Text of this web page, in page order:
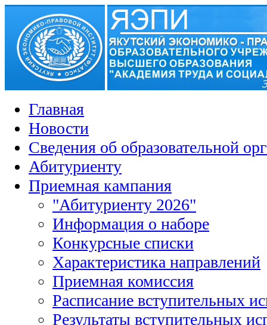
Главная
Новости
Сведения об образовательной
Абитуриенту
Приемная кампания
"Абитуриенту 2026"
Информация о наборе
Конкурсные списки
Характеристика направлений
Приемная комиссия
Расписание вступительных
Результаты вступительных